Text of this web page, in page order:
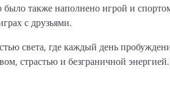
также наполнено игрой и
с друзьями.
света, где каждый день
страстью и безграничной энергией.